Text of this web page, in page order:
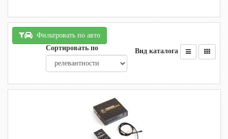
Фильтровать по авто
Вид каталога
Сортировать по